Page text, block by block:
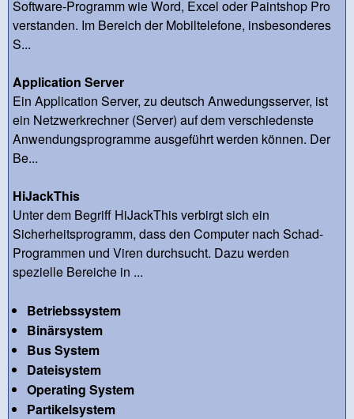
Software-Programm wie Word, Excel oder Paintshop Pro
verstanden. Im Bereich der Mobiltelefone, insbesonderes
S...
Application Server
Ein Application Server, zu deutsch Anwedungsserver, ist
ein Netzwerkrechner (Server) auf dem verschiedenste
Anwendungsprogramme ausgeführt werden können. Der
Be...
HiJackThis
Unter dem Begriff HiJackThis verbirgt sich ein
Sicherheitsprogramm, dass den Computer nach Schad-
Programmen und Viren durchsucht. Dazu werden
spezielle Bereiche in ...
Betriebssystem
Binärsystem
Bus System
Dateisystem
Operating System
Partikelsystem